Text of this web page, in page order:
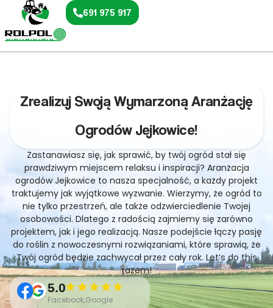
691 975 917
Zrealizuj Swoją Wymarzoną Aranżację
Ogrodów Jejkowice!
Zastanawiasz się, jak sprawić, by twój ogród stał się
prawdziwym miejscem relaksu i inspiracji? Aranżacja
ogrodów Jejkowice to nasza specjalność, a każdy projekt
traktujemy jak wyjątkowe wyzwanie. Wierzymy, że ogród to
nie tylko przestrzeń, ale także odzwierciedlenie Twojej
osobowości. Dlatego z radością zajmiemy się zarówno
projektem, jak i jego realizacją. Nasze podejście łączy pasję
do roślin z nowoczesnymi rozwiązaniami, które sprawią, że
Twój ogród będzie zachwycał przez cały rok. Let’s do this
razem!
5.0
Facebook,Google